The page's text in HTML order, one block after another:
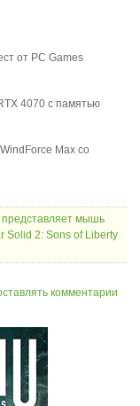
от PC Games
4070 с памятью
Max со
представляет мышь
Solid 2: Sons of Liberty
комментарии